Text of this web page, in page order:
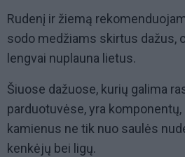
Rudenį ir žiemą
sodo medžiams skirtus dažus,
lengvai nuplauna lietus.
Šiuose dažuose, kurių galima
parduotuvėse, yra
kamienus ne tik nuo saulės
kenkėjų bei ligų.